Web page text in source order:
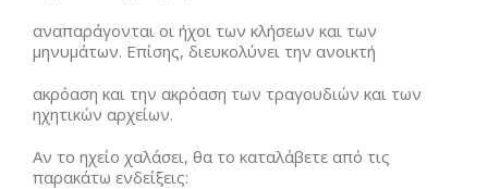
αναπαράγονται οι ήχοι των κλήσεων και των
μηνυμάτων. Επίσης, διευκολύνει την ανοικτή
ακρόαση και την ακρόαση των τραγουδιών και των
ηχητικών αρχείων.
Αν το ηχείο χαλάσει, θα το καταλάβετε από τις
παρακάτω ενδείξεις: